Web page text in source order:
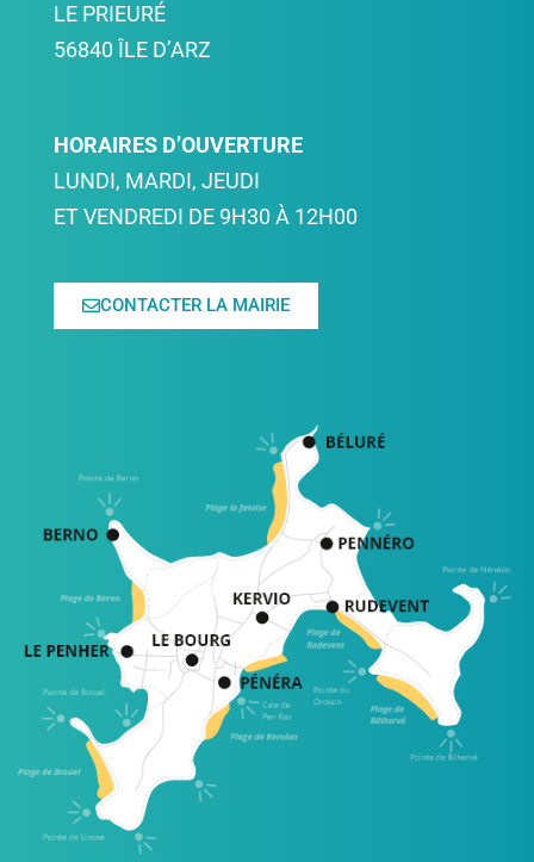
LE PRIEURÉ
56840 ÎLE D’ARZ
HORAIRES D’OUVERTURE
LUNDI, MARDI, JEUDI
ET VENDREDI DE 9H30 À 12H00
CONTACTER LA MAIRIE